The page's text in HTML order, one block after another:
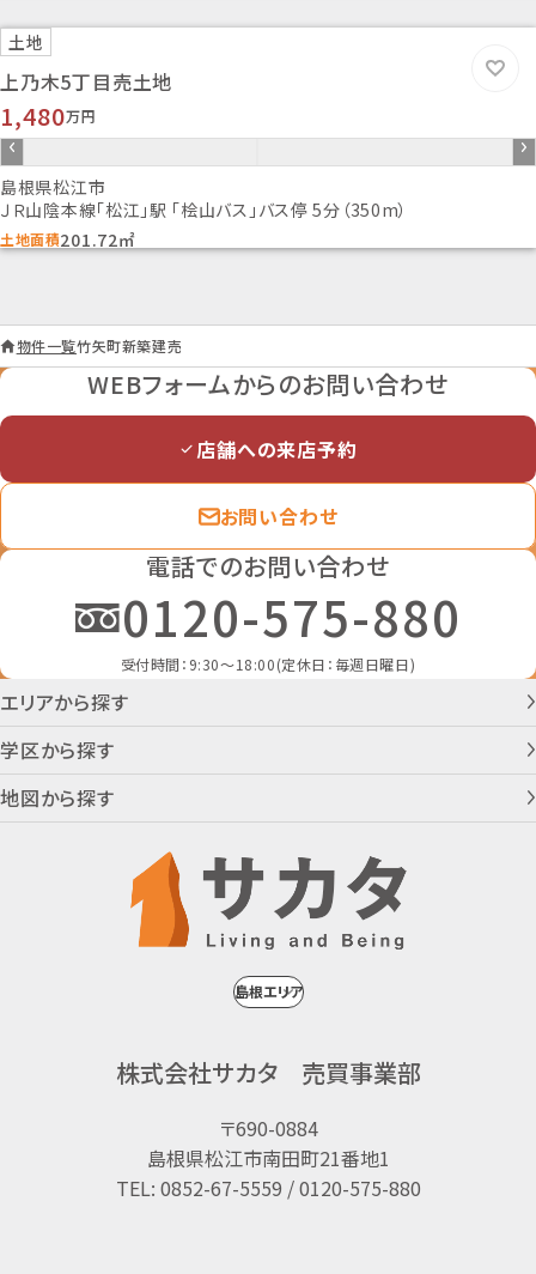
維持費等
その他一時金
引渡し
相談
取引態様
仲介
情報更新日
2026年08月05日
土地
上乃木5丁目売土地
1,480万円
島根県松江市
ＪＲ山陰本線「松江」駅 「桧山バス」バス停 5分（350m）
土地面積201.72㎡
物件一覧竹矢町新築建売
電話でのお問い合わせ
0120-575-880
受付時間：9:30～18:00(定休日：毎週日曜日)
WEBフォームからのお問い合わせ
お問い合わせ
店舗への来店予約
エリアから探す
学区から探す
地図から探す
株式会社サカタ 売買事業部
〒690-0884
島根県松江市南田町21番地1
TEL: 0852-67-5559 / 0120-575-880